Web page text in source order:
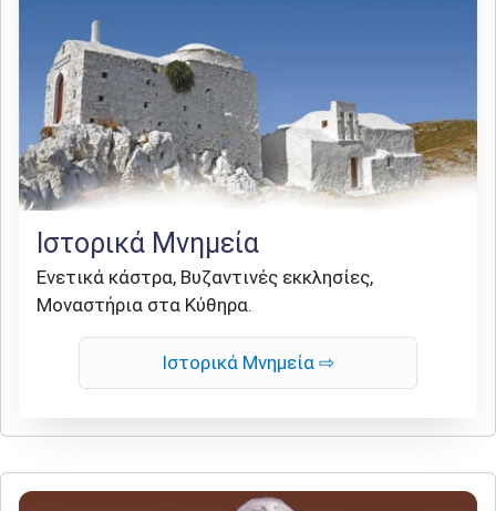
Ιστορικά Μνημεία
Ενετικά κάστρα, Βυζαντινές εκκλησίες,
Μοναστήρια στα Κύθηρα.
Ιστορικά Μνημεία